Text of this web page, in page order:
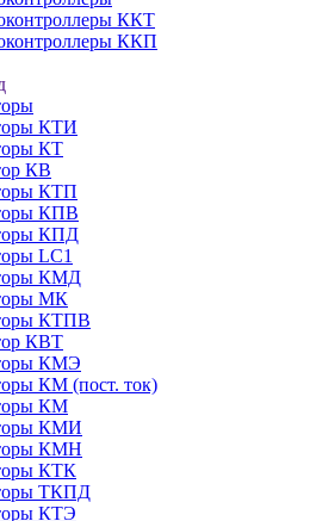
ККТ
ККП
КТИ
КТ
КВ
КТП
КПВ
КПД
LC1
КМД
МК
КТПВ
КВТ
КМЭ
КМ (пост. ток)
КМ
КМИ
КМН
КТК
ТКПД
КТЭ